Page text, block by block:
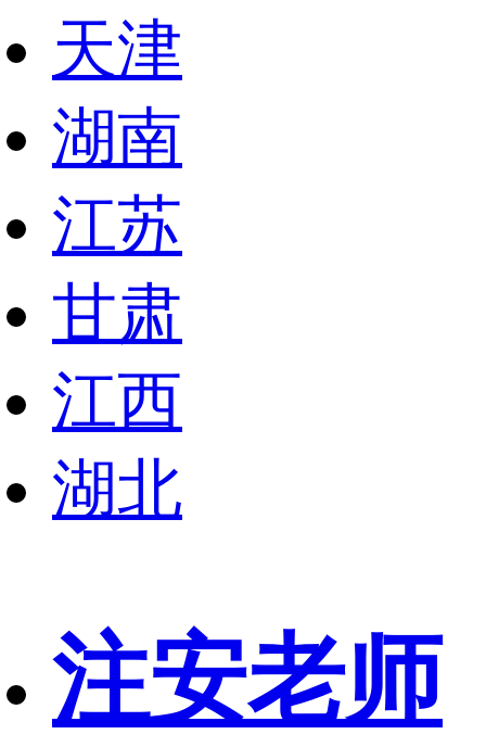
天津
湖南
江苏
甘肃
江西
湖北
注安老师